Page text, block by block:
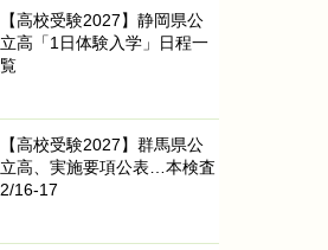
【高校受験2027】静岡県公
立高「1日体験入学」日程一
覧
【高校受験2027】群馬県公
立高、実施要項公表…本検査
2/16-17